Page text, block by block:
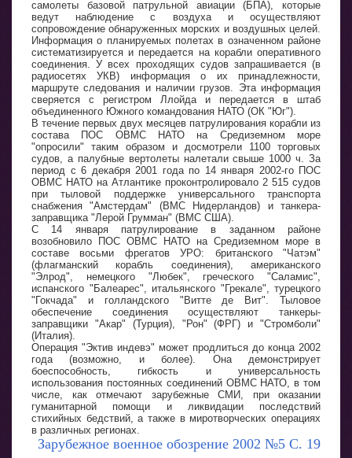
самолеты базовой патрульной авиации (БПА), которые
ведут наблюдение с воздуха и осуществляют
сопровождение обнаруженных морских и воздушных целей.
Информация о планируемых полетах в означенном районе
систематизируется и передается на корабли оперативного
соединения. У всех проходящих судов запрашивается (в
радиосетях УКВ) информация о их принадлежности,
маршруте следования и наличии грузов. Эта информация
сверяется с регистром Ллойда и передается в штаб
объединенного Южного командования НАТО (ОК "Юг").
В течение первых двух месяцев патрулирования корабли из
состава ПОС ОВМС НАТО на Средиземном море
"опросили" таким образом и досмотрели 1100 торговых
судов, а палубные вертолеты налетали свыше 1000 ч. За
период с 6 декабря 2001 года по 14 января 2002-го ПОС
ОВМС НАТО на Атлантике проконтролировало 2 515 судов
при тыловой поддержке универсального транспорта
снабжения "Амстердам" (ВМС Нидерландов) и танкера-
заправщика "Лерой Грумман" (ВМС США).
С 14 января патрулирование в заданном районе
возобновило ПОС ОВМС НАТО на Средиземном море в
составе восьми фрегатов УРО: британского "Чатэм"
(флагманский корабль соединения), американского
"Элрод", немецкого "Любек", греческого "Саламис",
испанского "Балеарес", итальянского "Грекале", турецкого
"Гокчада" и голландского "Витте де Вит". Тыловое
обеспечение соединения осуществляют танкеры-
заправщики "Акар" (Турция), "Рон" (ФРГ) и "Стромболи"
(Италия).
Операция "Эктив индевэ" может продлиться до конца 2002
года (возможно, и более). Она демонстрирует
боеспособность, гибкость и универсальность
использования постоянных соединений ОВМС НАТО, в том
числе, как отмечают зарубежные СМИ, при оказании
гуманитарной помощи и ликвидации последствий
стихийных бедствий, а также в миротворческих операциях
в различных регионах.
Зарубежное военное обозрение 2002 №5 С. 19